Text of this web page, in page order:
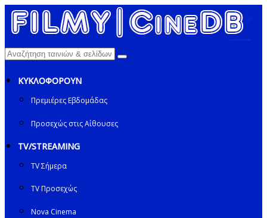
ΚΥΚΛΟΦΟΡΟΥΝ
Πρεμιέρες Εβδομάδας
Προσεχώς στις Αίθουσες
TV/STREAMING
TV Σήμερα
TV Προσεχώς
Nova Cinema